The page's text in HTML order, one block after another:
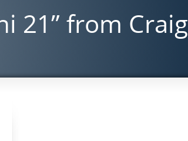
21” from Craig